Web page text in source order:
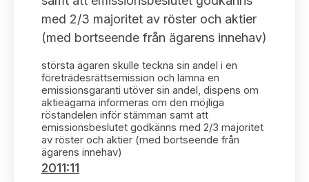
Arbetssätt och jävsfrågor
Arbetsordning
Ledamöter
Huvudmän
Uttalanden sorterade efter publiceringsdatum
Uttalanden sorterade ämnesvis
Sök uttalanden
Avgifter
handelsplattformar
Nyheter och pressmeddelanden
Prenumerera
Bildarkiv
KONTAKT
Kontakt angående ansökningar och uttalanden
Kontakt administrativa ärenden
med 2/3 majoritet av röster och aktier
(med bortseende från ägarens innehav)
största ägaren skulle teckna sin andel i en
företrädesrättsemission och lämna en
emissionsgaranti utöver sin andel, dispens om
aktieägarna informeras om den möjliga
röstandelen inför stämman samt att
emissionsbeslutet godkänns med 2/3 majoritet
av röster och aktier (med bortseende från
ägarens innehav)
2011:11